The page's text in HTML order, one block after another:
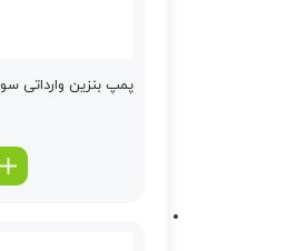
پمپ بنزین وارداتی